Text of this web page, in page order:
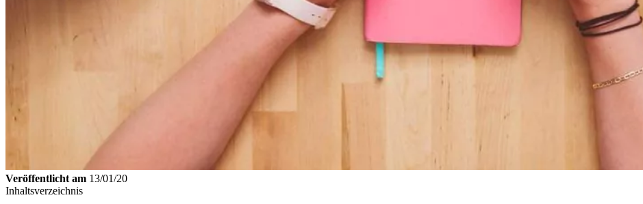
Veröffentlicht am 13/01/20
Inhaltsverzeichnis